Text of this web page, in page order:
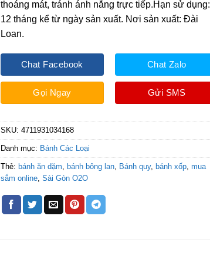
thoáng mát, tránh ánh nắng trực tiếp.Hạn sử dụng:
12 tháng kể từ ngày sản xuất. Nơi sản xuất: Đài
Loan.
Chat Facebook
Gọi Ngay
Chat Zalo
Gửi SMS
SKU:4711931034168
Danh mục: Bánh Các Loại
Thẻ: bánh ăn dặm, bánh bông lan, Bánh quy, bánh xốp,mua
sắm online,Sài Gòn O2O